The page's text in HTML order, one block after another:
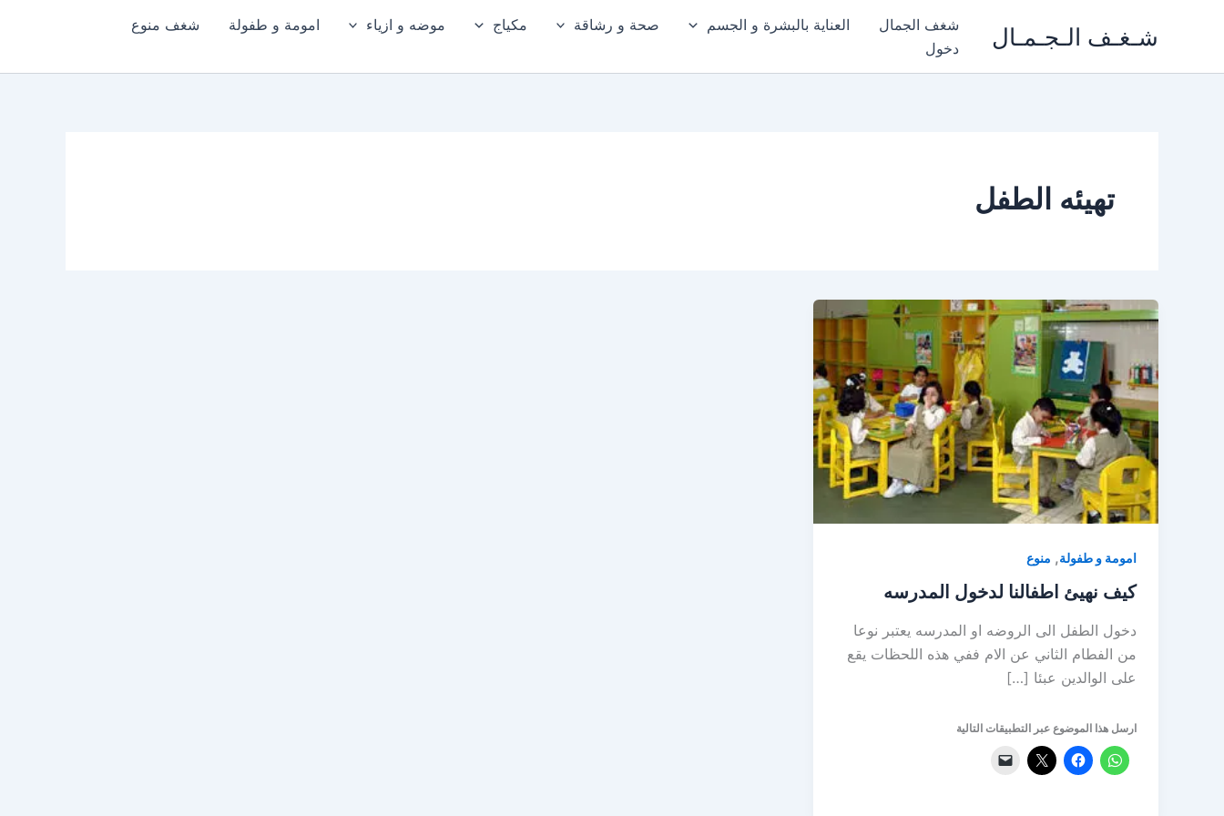
شـغـف الـجـمـال شغف الجمال العناية بالبشرة و الجسم صحة و رشاقة مكياج موضه و ازياء امومة و طفولة
شغف منوع
دخول
تهيئه الطفل
امومة و طفولة, منوع
كيف نهيئ اطفالنا لدخول المدرسه
دخول الطفل الى الروضه او المدرسه يعتبر نوعا
من الفطام الثاني عن الام ففي هذه اللحظات يقع
على الوالدين عبئا […]
ارسل هذا الموضوع عبر التطبيقات التالية